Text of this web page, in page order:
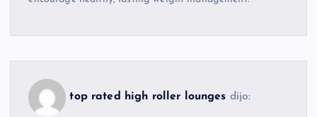
top rated high roller lounges dijo: